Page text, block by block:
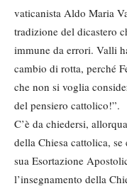
vaticanista Aldo Maria
tradizione del dicastero
immune da errori. Valli
cambio di rotta, perché
che non si voglia
del pensiero cattolico!”.
C’è da chiedersi,
della Chiesa cattolica,
sua Esortazione
l’insegnamento della